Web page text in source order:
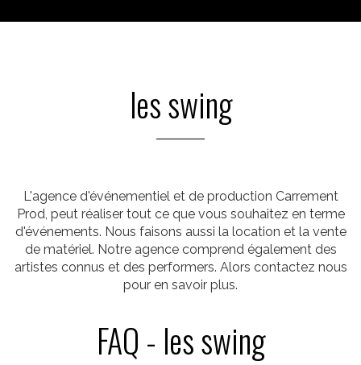
les swing
L'agence d'événementiel et de production Carrement
Prod, peut réaliser tout ce que vous souhaitez en terme
d'événements. Nous faisons aussi la location et la vente
de matériel. Notre agence comprend également des
artistes connus et des performers. Alors contactez nous
pour en savoir plus.
FAQ - les swing